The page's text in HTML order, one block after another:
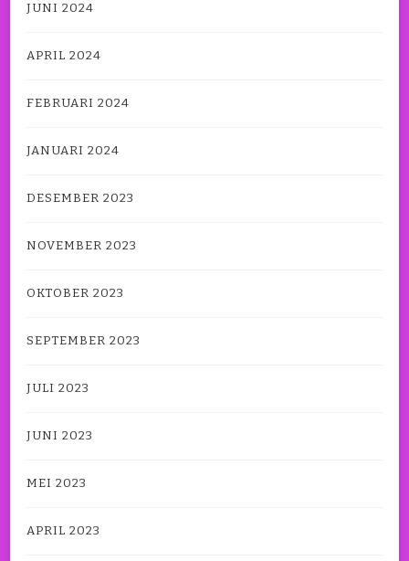
JUNI 2024
APRIL 2024
FEBRUARI 2024
JANUARI 2024
DESEMBER 2023
NOVEMBER 2023
OKTOBER 2023
SEPTEMBER 2023
JULI 2023
JUNI 2023
MEI 2023
APRIL 2023